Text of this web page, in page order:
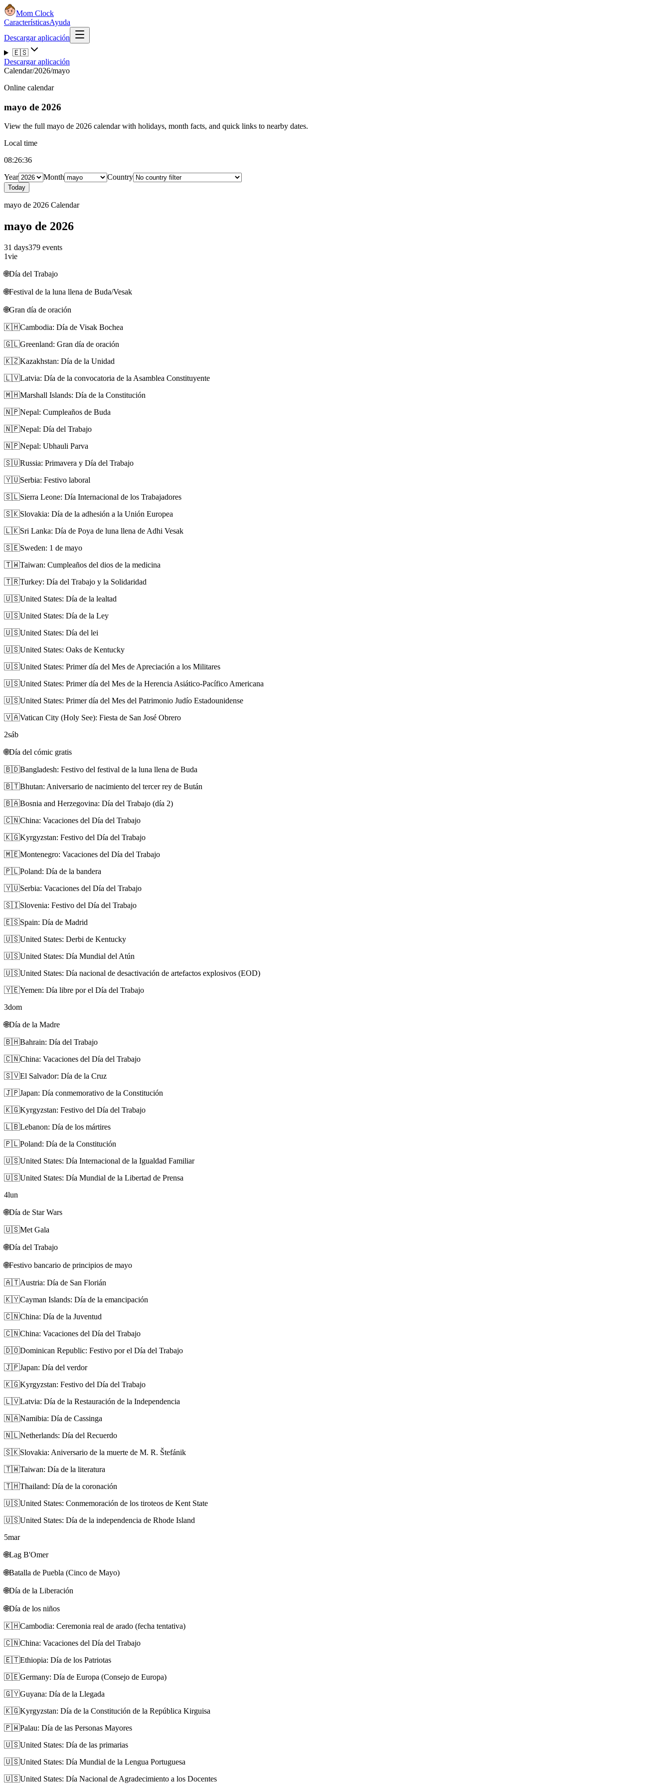
Mom Clock
CaracterísticasAyuda
Descargar aplicación
🇪🇸
Descargar aplicación
Calendar/2026/mayo
Online calendar
mayo de 2026
View the full mayo de 2026 calendar with holidays, month facts, and quick links to nearby dates.
Local time
08:26:37
Year
Month Country
Today
mayo de 2026 Calendar
mayo de 2026
31 days379 events
1vie
🌐Día del Trabajo
🌐Festival de la luna llena de Buda/Vesak
🌐Gran día de oración
🇰🇭Cambodia: Día de Visak Bochea
🇬🇱Greenland: Gran día de oración
🇰🇿Kazakhstan: Día de la Unidad
🇱🇻Latvia: Día de la convocatoria de la Asamblea Constituyente
🇲🇭Marshall Islands: Día de la Constitución
🇳🇵Nepal: Cumpleaños de Buda
🇳🇵Nepal: Día del Trabajo
🇳🇵Nepal: Ubhauli Parva
🇸🇺Russia: Primavera y Día del Trabajo
🇾🇺Serbia: Festivo laboral
🇸🇱Sierra Leone: Día Internacional de los Trabajadores
🇸🇰Slovakia: Día de la adhesión a la Unión Europea
🇱🇰Sri Lanka: Día de Poya de luna llena de Adhi Vesak
🇸🇪Sweden: 1 de mayo
🇹🇼Taiwan: Cumpleaños del dios de la medicina
🇹🇷Turkey: Día del Trabajo y la Solidaridad
🇺🇸United States: Día de la lealtad
🇺🇸United States: Día de la Ley
🇺🇸United States: Día del lei
🇺🇸United States: Oaks de Kentucky
🇺🇸United States: Primer día del Mes de Apreciación a los Militares
🇺🇸United States: Primer día del Mes de la Herencia Asiático-Pacífico Americana
🇺🇸United States: Primer día del Mes del Patrimonio Judío Estadounidense
🇻🇦Vatican City (Holy See): Fiesta de San José Obrero
2sáb
🌐Día del cómic gratis
🇧🇩Bangladesh: Festivo del festival de la luna llena de Buda
🇧🇹Bhutan: Aniversario de nacimiento del tercer rey de Bután
🇧🇦Bosnia and Herzegovina: Día del Trabajo (día 2)
🇨🇳China: Vacaciones del Día del Trabajo
🇰🇬Kyrgyzstan: Festivo del Día del Trabajo
🇲🇪Montenegro: Vacaciones del Día del Trabajo
🇵🇱Poland: Día de la bandera
🇾🇺Serbia: Vacaciones del Día del Trabajo
🇸🇮Slovenia: Festivo del Día del Trabajo
🇪🇸Spain: Día de Madrid
🇺🇸United States: Derbi de Kentucky
🇺🇸United States: Día Mundial del Atún
🇺🇸United States: Día nacional de desactivación de artefactos explosivos (EOD)
🇾🇪Yemen: Día libre por el Día del Trabajo
3dom
🌐Día de la Madre
🇧🇭Bahrain: Día del Trabajo
🇨🇳China: Vacaciones del Día del Trabajo
🇸🇻El Salvador: Día de la Cruz
🇯🇵Japan: Día conmemorativo de la Constitución
🇰🇬Kyrgyzstan: Festivo del Día del Trabajo
🇱🇧Lebanon: Día de los mártires
🇵🇱Poland: Día de la Constitución
🇺🇸United States: Día Internacional de la Igualdad Familiar
🇺🇸United States: Día Mundial de la Libertad de Prensa
4lun
🌐Día de Star Wars
🇺🇸Met Gala
🌐Día del Trabajo
🌐Festivo bancario de principios de mayo
🇦🇹Austria: Día de San Florián
🇰🇾Cayman Islands: Día de la emancipación
🇨🇳China: Día de la Juventud
🇨🇳China: Vacaciones del Día del Trabajo
🇩🇴Dominican Republic: Festivo por el Día del Trabajo
🇯🇵Japan: Día del verdor
🇰🇬Kyrgyzstan: Festivo del Día del Trabajo
🇱🇻Latvia: Día de la Restauración de la Independencia
🇳🇦Namibia: Día de Cassinga
🇳🇱Netherlands: Día del Recuerdo
🇸🇰Slovakia: Aniversario de la muerte de M. R. Štefánik
🇹🇼Taiwan: Día de la literatura
🇹🇭Thailand: Día de la coronación
🇺🇸United States: Conmemoración de los tiroteos de Kent State
🇺🇸United States: Día de la independencia de Rhode Island
5mar
🌐Lag B'Omer
🌐Batalla de Puebla (Cinco de Mayo)
🌐Día de la Liberación
🌐Día de los niños
🇰🇭Cambodia: Ceremonia real de arado (fecha tentativa)
🇨🇳China: Vacaciones del Día del Trabajo
🇪🇹Ethiopia: Día de los Patriotas
🇩🇪Germany: Día de Europa (Consejo de Europa)
🇬🇾Guyana: Día de la Llegada
🇰🇬Kyrgyzstan: Día de la Constitución de la República Kirguisa
🇵🇼Palau: Día de las Personas Mayores
🇺🇸United States: Día de las primarias
🇺🇸United States: Día Mundial de la Lengua Portuguesa
🇺🇸United States: Día Nacional de Agradecimiento a los Docentes